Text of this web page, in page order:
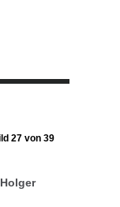
27 von 39